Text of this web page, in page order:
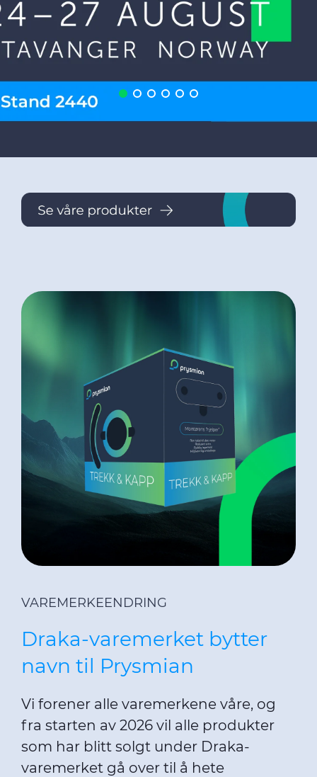
DoP
Bærekraft
Kontakt oss
Om oss
Eventyret i Drammen
Åpenhetsloven
Nyhetsbrev
VAREMERKEENDRING
Draka-varemerket bytter
navn til Prysmian
Vi forener alle varemerkene våre, og
fra starten av 2026 vil alle produkter
som har blitt solgt under Draka-
varemerket gå over til å hete